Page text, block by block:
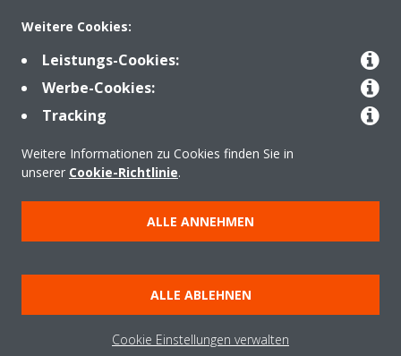
Anwendungsbereiche
Kontakt
Hinweis zu Cookies
Datenschutzrichtlinie
Unternehmensethik
Data Act
Weitere Cookies:
Leistungs-Cookies:
Werbe-Cookies:
Tracking
Weitere Informationen zu Cookies finden Sie in
unserer Cookie-Richtlinie.
ALLE ANNEHMEN
ALLE ABLEHNEN
Cookie Einstellungen verwalten